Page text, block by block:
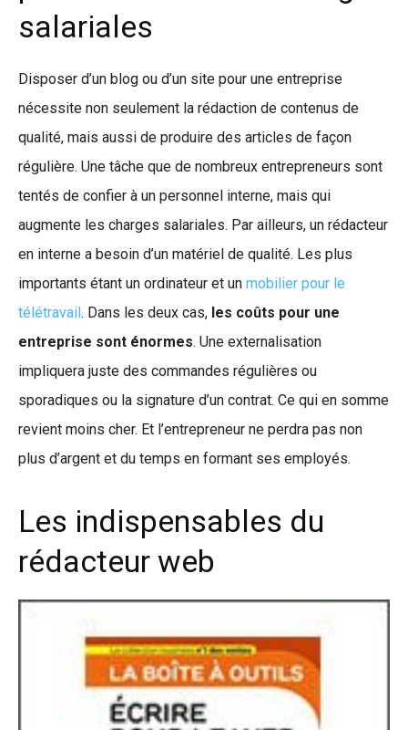
salariales
Disposer d’un blog ou d’un site pour une entreprise
nécessite non seulement la rédaction de contenus de
qualité, mais aussi de produire des articles de façon
régulière. Une tâche que de nombreux entrepreneurs sont
tentés de confier à un personnel interne, mais qui
augmente les charges salariales. Par ailleurs, un rédacteur
en interne a besoin d’un matériel de qualité. Les plus
importants étant un ordinateur et un mobilier pour le
télétravail. Dans les deux cas, les coûts pour une
entreprise sont énormes. Une externalisation
impliquera juste des commandes régulières ou
sporadiques ou la signature d’un contrat. Ce qui en somme
revient moins cher. Et l’entrepreneur ne perdra pas non
plus d’argent et du temps en formant ses employés.
Les indispensables du
rédacteur web